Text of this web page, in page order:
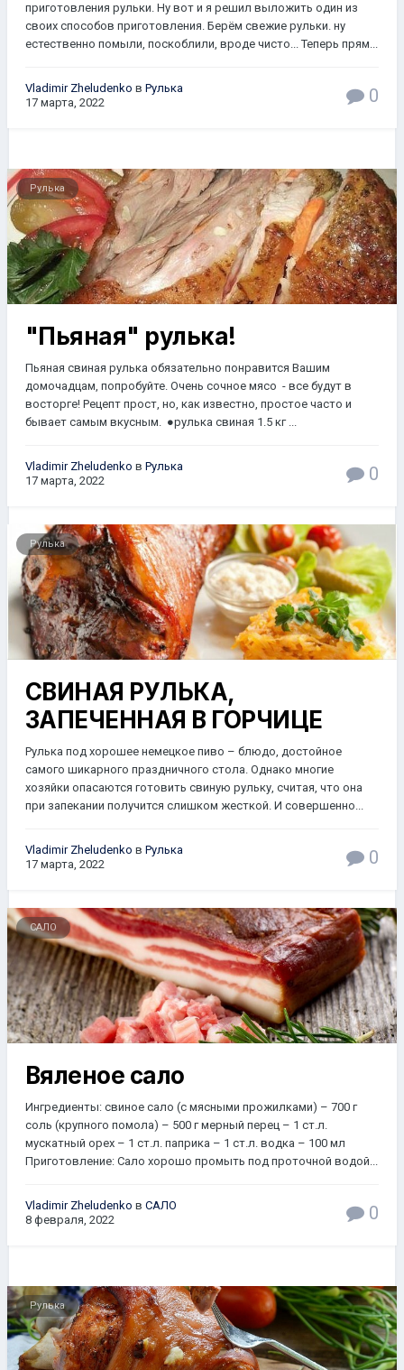
приготовления рульки. Ну вот и я решил выложить один из
своих способов приготовления. Берём свежие рульки. ну
естественно помыли, поскоблили, вроде чисто... Теперь прям...
Vladimir Zheludenko в Рулька
17 марта, 2022
0
Рулька
"Пьяная" рулька!
Пьяная свиная рулька обязательно понравится Вашим
домочадцам, попробуйте. Очень сочное мясо - все будут в
восторге! Рецепт прост, но, как известно, простое часто и
бывает самым вкусным. ●рулька свиная 1.5 кг ...
Vladimir Zheludenko в Рулька
17 марта, 2022
0
Рулька
СВИНАЯ РУЛЬКА,
ЗАПЕЧЕННАЯ В ГОРЧИЦЕ
Рулька под хорошее немецкое пиво – блюдо, достойное
самого шикарного праздничного стола. Однако многие
хозяйки опасаются готовить свиную рульку, считая, что она
при запекании получится слишком жесткой. И совершенно...
Vladimir Zheludenko в Рулька
17 марта, 2022
0
САЛО
Вяленое сало
Ингредиенты: свиное сало (с мясными прожилками) – 700 г
соль (крупного помола) – 500 г мерный перец – 1 ст.л.
мускатный орех – 1 ст.л. паприка – 1 ст.л. водка – 100 мл
Приготовление: Сало хорошо промыть под проточной водой...
Vladimir Zheludenko в САЛО
8 февраля, 2022
0
Рулька